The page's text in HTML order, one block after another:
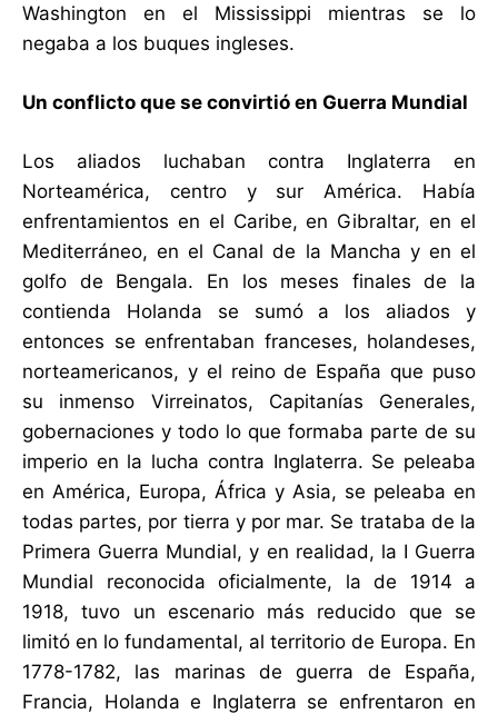
Washington en el Mississippi mientras se lo
negaba a los buques ingleses.
Un conflicto que se convirtió en Guerra Mundial
Los aliados luchaban contra Inglaterra en
Norteamérica, centro y sur América. Había
enfrentamientos en el Caribe, en Gibraltar, en el
Mediterráneo, en el Canal de la Mancha y en el
golfo de Bengala. En los meses finales de la
contienda Holanda se sumó a los aliados y
entonces se enfrentaban franceses, holandeses,
norteamericanos, y el reino de España que puso
su inmenso Virreinatos, Capitanías Generales,
gobernaciones y todo lo que formaba parte de su
imperio en la lucha contra Inglaterra. Se peleaba
en América, Europa, África y Asia, se peleaba en
todas partes, por tierra y por mar. Se trataba de la
Primera Guerra Mundial, y en realidad, la I Guerra
Mundial reconocida oficialmente, la de 1914 a
1918, tuvo un escenario más reducido que se
limitó en lo fundamental, al territorio de Europa. En
1778-1782, las marinas de guerra de España,
Francia, Holanda e Inglaterra se enfrentaron en